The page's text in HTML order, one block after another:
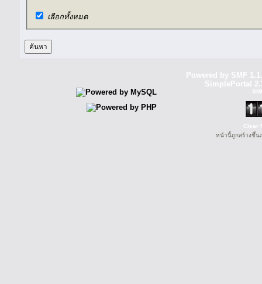
เลือกทั้งหมด
Powered by SMF
SimplePortal
Clear
หน้านี้ถูกสร้างขึ้น